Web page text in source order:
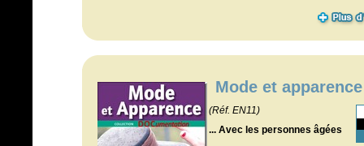
Mode et apparence
(Réf. EN11)
... Avec les personnes âgées